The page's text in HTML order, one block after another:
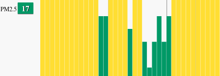
PM2.5 17